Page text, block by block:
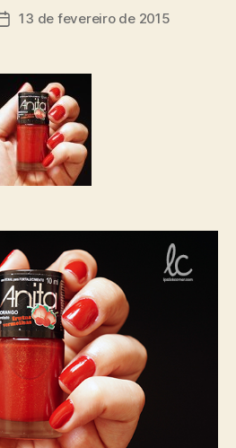
Data13 de fevereiro de 2015